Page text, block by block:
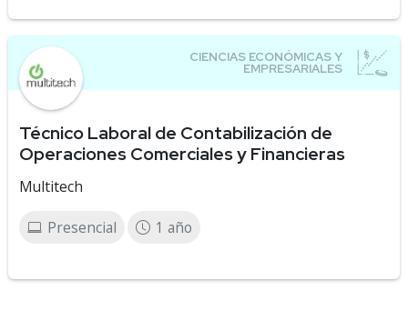
Técnico Laboral de Contabilización de
Operaciones Comerciales y Financieras
Multitech
Presencial 1 año